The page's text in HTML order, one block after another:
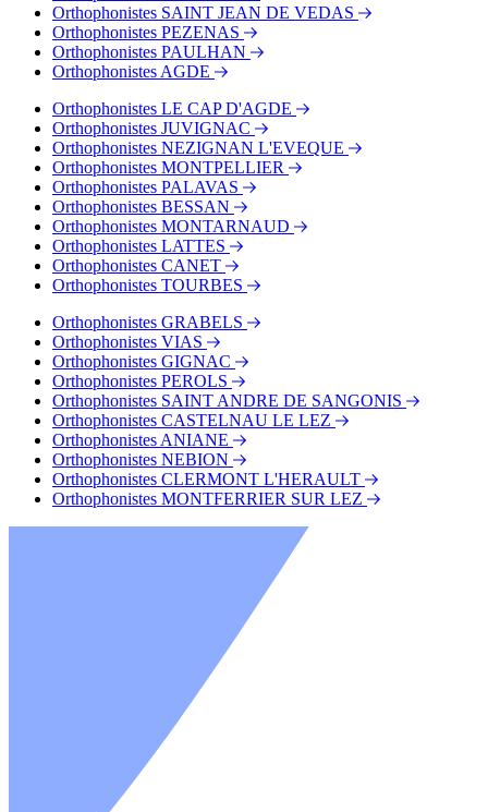
Orthophonistes SAINT JEAN DE VEDAS
Orthophonistes PEZENAS
Orthophonistes PAULHAN
Orthophonistes AGDE
Orthophonistes LE CAP D'AGDE
Orthophonistes JUVIGNAC
Orthophonistes NEZIGNAN L'EVEQUE
Orthophonistes MONTPELLIER
Orthophonistes PALAVAS
Orthophonistes BESSAN
Orthophonistes MONTARNAUD
Orthophonistes LATTES
Orthophonistes CANET
Orthophonistes TOURBES
Orthophonistes GRABELS
Orthophonistes VIAS
Orthophonistes GIGNAC
Orthophonistes PEROLS
Orthophonistes SAINT ANDRE DE SANGONIS
Orthophonistes CASTELNAU LE LEZ
Orthophonistes ANIANE
Orthophonistes NEBION
Orthophonistes CLERMONT L'HERAULT
Orthophonistes MONTFERRIER SUR LEZ